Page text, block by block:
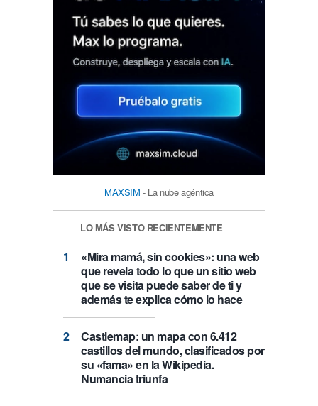
MAXSIM - La nube agéntica
LO MÁS VISTO RECIENTEMENTE
«Mira mamá, sin cookies»: una web
que revela todo lo que un sitio web
que se visita puede saber de ti y
además te explica cómo lo hace
Castlemap: un mapa con 6.412
castillos del mundo, clasificados por
su «fama» en la Wikipedia.
Numancia triunfa